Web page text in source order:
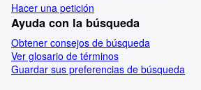
Hacer una petición
Ayuda con la búsqueda
Obtener consejos de búsqueda
Ver glosario de términos
Guardar sus preferencias de búsqueda